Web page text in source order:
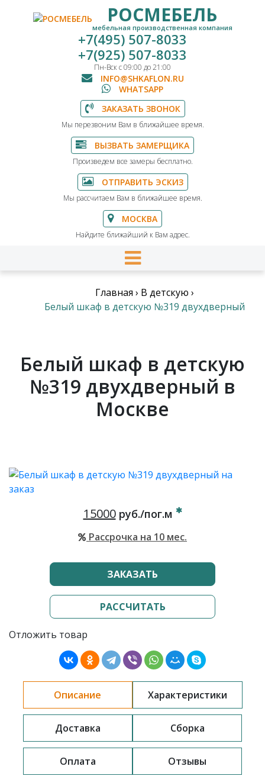
РОСМЕБЕЛЬ
мебельная производственная компания
+7(495) 507-8033
+7(925) 507-8033
Пн-Вск с 09:00 до 21:00
INFO@SHKAFLON.RU
WHATSAPP
ЗАКАЗАТЬ ЗВОНОК
Мы перезвоним Вам в ближайшее время.
ВЫЗВАТЬ ЗАМЕРЩИКА
Произведем все замеры бесплатно.
ОТПРАВИТЬ ЭСКИЗ
Мы рассчитаем Вам в ближайшее время.
МОСКВА
Найдите ближайший к Вам адрес.
Главная › В детскую ›
Белый шкаф в детскую №319 двухдверный
Белый шкаф в детскую
№319 двухдверный в
Москве
15000руб./пог.м
Рассрочка на 10 мес.
ЗАКАЗАТЬ
РАССЧИТАТЬ
Отложить товар
Описание Характеристики
Доставка Сборка
Оплата Отзывы